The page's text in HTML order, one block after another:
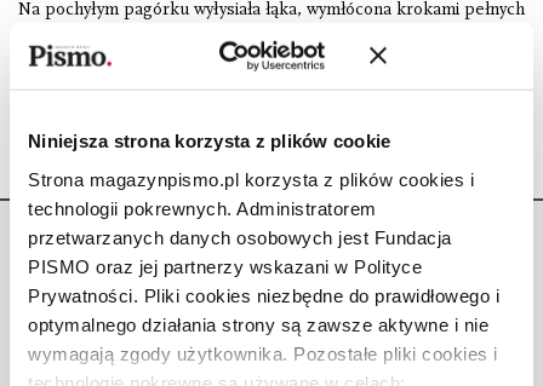
Niniejsza strona korzysta z plików cookie
Strona magazynpismo.pl korzysta z plików cookies i
technologii pokrewnych. Administratorem
przetwarzanych danych osobowych jest Fundacja
PISMO oraz jej partnerzy wskazani w Polityce
Prywatności. Pliki cookies niezbędne do prawidłowego i
optymalnego działania strony są zawsze aktywne i nie
wymagają zgody użytkownika. Pozostałe pliki cookies i
Na pochyłym pagórku wyłysiała łąka, wymłócona krokami pełnych
wdzięku dam stadnych. Ich żółte, błędne oczy żarły trawę, a
razem z nią cały widok. W dole płynęła Łaba. Całą noc przy
Copyright © Fundacja Pismo